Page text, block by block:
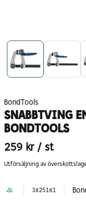
BondTools
SNABBTVING
BONDTOOLS
259 kr / st
Utförsäljning av
3825181